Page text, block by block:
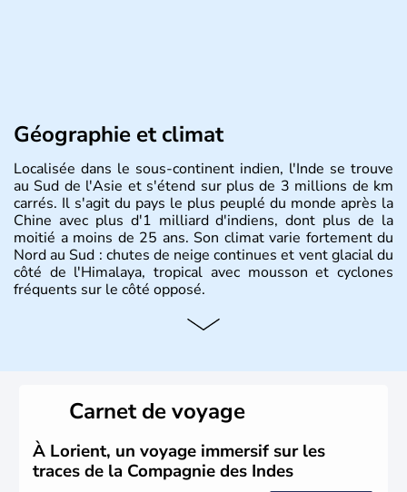
Géographie et climat
Localisée dans le sous-continent indien, l'Inde se trouve
au Sud de l'Asie et s'étend sur plus de 3 millions de km
carrés. Il s'agit du pays le plus peuplé du monde après la
Chine avec plus d'1 milliard d'indiens, dont plus de la
moitié a moins de 25 ans. Son climat varie fortement du
Nord au Sud : chutes de neige continues et vent glacial du
côté de l'Himalaya, tropical avec mousson et cyclones
fréquents sur le côté opposé.
Histoire et administration
siècle, l'Inde reste sous la domination de l'empire
britannique jusqu'à l'obtention de son indépendance en
1947. Le Taj Mahal, mausolée construit par un empereur
en l'honneur de son épouse, a été édifié dans les années
1640 et est aujourd'hui considéré comme l'une des 7
Carnet de voyage
À Lorient, un voyage immersif sur les
traces de la Compagnie des Indes